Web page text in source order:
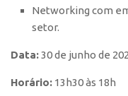
Portal do Inventor
Editais
Pesquisa na USP
Networking com
setor.
Data:30 de junho de
Horário: 13h30 às 18h